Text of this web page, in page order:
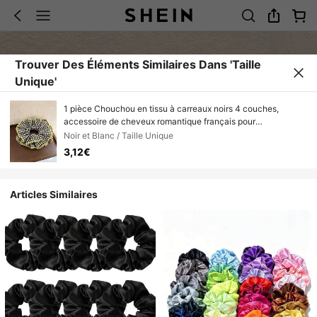
Trouver Des Éléments Similaires Dans 'Taille
Unique'
1 pièce Chouchou en tissu à carreaux noirs 4 couches,
accessoire de cheveux romantique français pour
chignon/queue de cheval, convient pour les liens de cheveux
quotidiens, accessoires de cheveux élastiques, accessoires
de beauté pour la maison, accessoires de vacances, voyage,
Noir et Blanc / Taille Unique
3,12€
Articles Similaires